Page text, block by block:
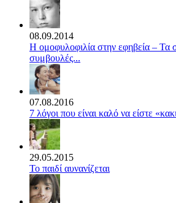
08.09.2014
Η ομοφυλοφιλία στην εφηβεία – Τα
συμβουλές...
07.08.2016
7 λόγοι που είναι καλό να είστε
29.05.2015
Το παιδί αυνανίζεται